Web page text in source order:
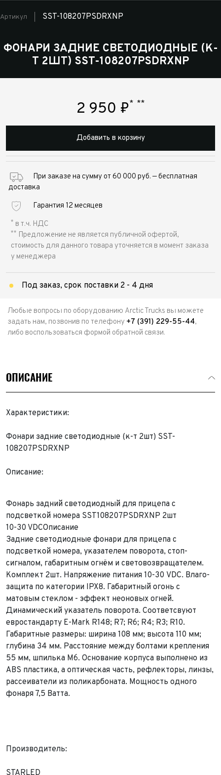
Артикул SST-108207PSDRXNP
ФОНАРИ ЗАДНИЕ СВЕТОДИОДНЫЕ (К-
Т 2ШТ) SST-108207PSDRXNP
2 950 ₽* **
Добавить в корзину
При заказе на сумму от 60 000 руб. — бесплатная
доставка
Гарантия 12 месяцев
* в т.ч. НДС
** Предложение не является публичной офертой,
стоимость для данного товара уточняется в момент заказа
у менеджера
Под заказ, срок поставки 2 - 4 дня
Любые вопросы по оборудованию Arctic Trucks вы можете
задать нам, позвонив по телефону +7 (391) 229-55-44,
либо воспользоваться формой обратной связи.
ОПИСАНИЕ
Характеристики:
Фонари задние светодиодные (к-т 2шт) SST-
108207PSDRXNP
Описание:
Фонарь задний светодиодный для прицепа с
подсветкой номера SST108207PSDRXNP 2шт
10-30 VDCОписание
Задние светодиодные фонари для прицепа с
подсветкой номера, указателем поворота, стоп-
сигналом, габаритным огнём и световозвращателем.
Комплект 2шт. Напряжение питания 10-30 VDC. Влаго-
защита по категории IPX8. Габаритный огонь с
матовым стеклом - эффект неоновых огней.
Динамический указатель поворота. Соответсвуют
евростандарту E-Mark R148; R7; R6; R4; R3; R10.
Габаритные размеры: ширина 108 мм; высота 110 мм;
глубина 34 мм. Расстояние между болтами крепления
55 мм, шпилька М6. Основание корпуса выполнено из
ABS пластика, а оптическая часть, рефлекторы, линзы,
рассеиватели из поликарбоната. Мощность одного
фонаря 7,5 Ватта.
Производитель:
Обратная связь
Имя*
Выкуп авто
ФИО*
Телефон*
Ваш город*
Заявка на оценку
ФИО*
Марка и Модель